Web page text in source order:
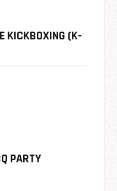
KICKBOXING (K-
PARTY